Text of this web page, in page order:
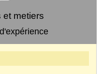
et metiers